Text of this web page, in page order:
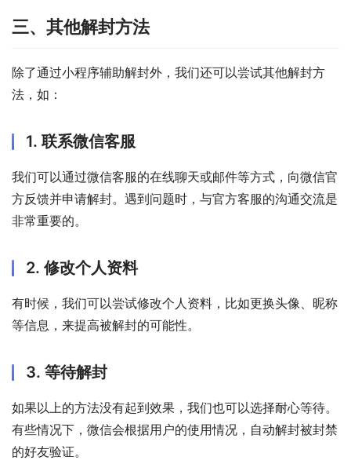
三、其他解封方法
除了通过小程序辅助解封外，我们还可以尝试其他解封方
法，如：
1. 联系微信客服
我们可以通过微信客服的在线聊天或邮件等方式，向微信官
方反馈并申请解封。遇到问题时，与官方客服的沟通交流是
非常重要的。
2. 修改个人资料
有时候，我们可以尝试修改个人资料，比如更换头像、昵称
等信息，来提高被解封的可能性。
3. 等待解封
如果以上的方法没有起到效果，我们也可以选择耐心等待。
有些情况下，微信会根据用户的使用情况，自动解封被封禁
的好友验证。